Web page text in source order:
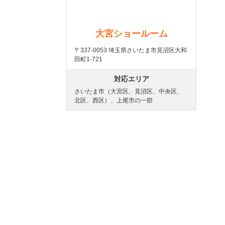
大宮ショールーム
〒337-0053 埼玉県さいたま市見沼区大和
田町1-721
対応エリア
さいたま市（大宮区、見沼区、中央区、
北区、西区）、上尾市の一部